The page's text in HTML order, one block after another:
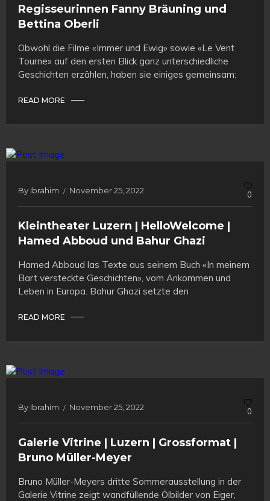
Regisseurinnen Fanny Bräuning und
Bettina Oberli
Obwohl die Filme «Immer und Ewig» sowie «Le Vent
Tourne» auf den ersten Blick ganz unterschiedliche
Geschichten erzählen, haben sie einiges gemeinsam:
READ MORE
By Ibrahim November 25, 2022 0
Kleintheater Luzern | HelloWelcome |
Hamed Abboud und Bahur Ghazi
Hamed Abboud las Texte aus seinem Buch «In meinem
Bart versteckte Geschichten», vom Ankommen und
Leben in Europa. Bahur Ghazi setzte den
READ MORE
By Ibrahim November 25, 2022 0
Galerie Vitrine | Luzern | Grossformat |
Bruno Müller-Meyer
Bruno Müller-Meyers dritte Sommerausstellung in der
Galerie Vitrine zeigt wandfüllende Ölbilder von Eiger,